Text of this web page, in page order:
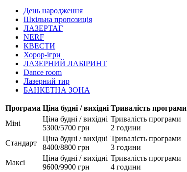
День народження
Шкільна пропозиція
ЛАЗЕРТАГ
NERF
КВЕСТИ
Хорор-ігри
ЛАЗЕРНИЙ ЛАБІРИНТ
Dance room
Лазерний тир
БАНКЕТНА ЗОНА
Програма Ціна будні / вихідні Тривалість програми
Міні
Ціна будні / вихідні
5300/5700 грн
Тривалість програми
2 години
Стандарт
Ціна будні / вихідні
8400/8800 грн
Тривалість програми
3 години
Максі
Ціна будні / вихідні
9600/9900 грн
Тривалість програми
4 години